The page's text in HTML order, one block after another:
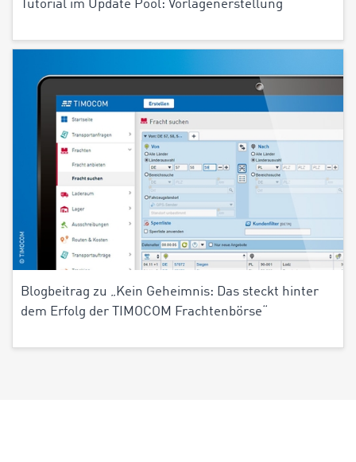
Tutorial im Update Pool: Vorlagenerstellung
Blogbeitrag zu „Kein Geheimnis: Das steckt hinter
dem Erfolg der TIMOCOM Frachtenbörse“